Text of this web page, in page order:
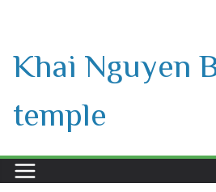
content
Khai Nguyen
temple